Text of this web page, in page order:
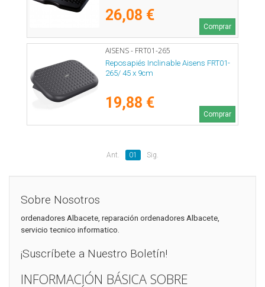
26,08 €
Comprar
AISENS - FRT01-265
Reposapiés Inclinable Aisens FRT01-
265/ 45 x 9cm
19,88 €
Comprar
Ant. 01 Sig.
Sobre Nosotros
ordenadores Albacete, reparación ordenadores Albacete,
servicio tecnico informatico.
¡Suscríbete a Nuestro Boletín!
INFORMACIÓN BÁSICA SOBRE